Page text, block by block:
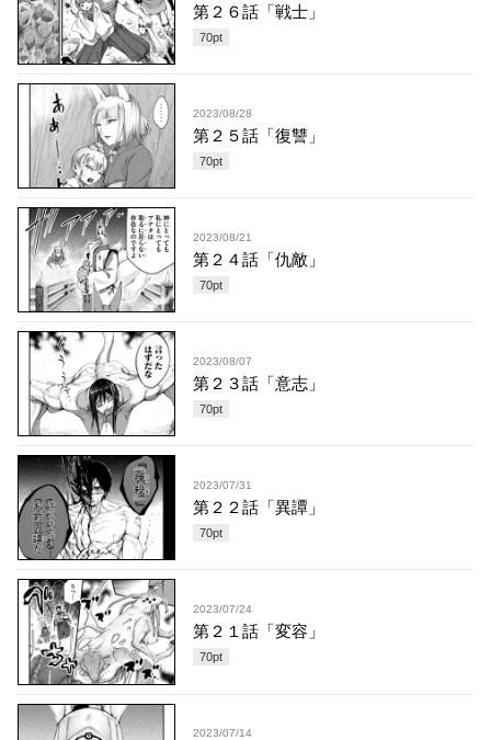
第２６話「戦士」
70pt
2023/08/28
第２５話「復讐」
70pt
2023/08/21
第２４話「仇敵」
70pt
2023/08/07
第２３話「意志」
70pt
2023/07/31
第２２話「異譚」
70pt
2023/07/24
第２１話「変容」
70pt
2023/07/14